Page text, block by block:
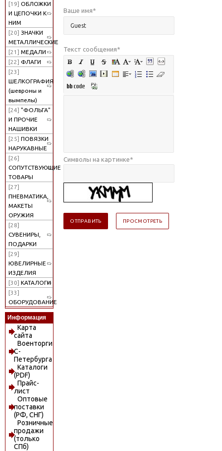
[19] ОБЛОЖКИ
И ЦЕПОЧКИ К
НИМ
[20] ЗНАЧКИ
МЕТАЛЛИЧЕСКИЕ
[21] МЕДАЛИ
[22] ФЛАГИ
[23]
ШЕЛКОГРАФИЯ
(шевроны и
вымпелы)
[24] "ФОЛЬГА"
И ПРОЧИЕ
НАШИВКИ
[25] ПОВЯЗКИ
НАРУКАВНЫЕ
[26]
СОПУТСТВУЮЩИЕ
ТОВАРЫ
[27]
ПНЕВМАТИКА,
МАКЕТЫ
ОРУЖИЯ
[28]
СУВЕНИРЫ,
ПОДАРКИ
[29]
ЮВЕЛИРНЫЕ
ИЗДЕЛИЯ
[30] КАТАЛОГИ
[33]
ОБОРУДОВАНИЕ
Информация
Карта
сайта
Военторги
С-
Петербурга
Каталоги
(PDF)
Прайс-
лист
Оптовые
поставки
(РФ, СНГ)
Розничные
продажи
(только
СПб)
Ваше имя*
Текст сообщения*
Символы на картинке*